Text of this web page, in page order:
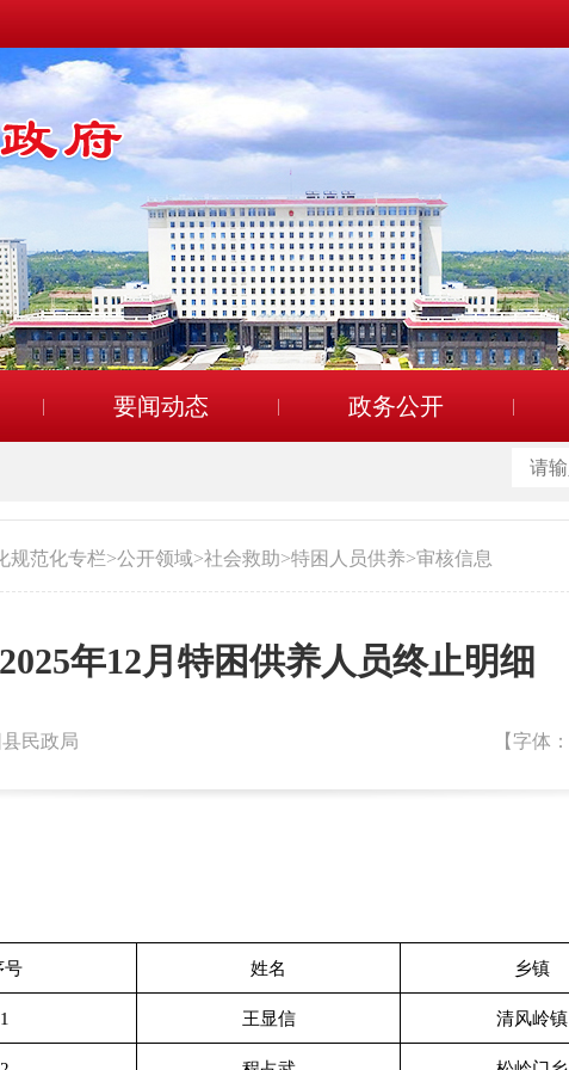
要闻动态 政务公开
规范化专栏>公开领域>社会救助>特困人员供养>审核信息
2025年12月特困供养人员终止明细
民政局 【字体：
号 姓名 乡镇
1 王显信 清风岭镇